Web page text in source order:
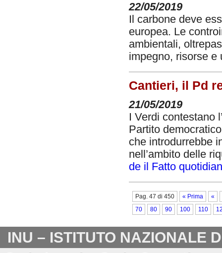
22/05/2019
Il carbone deve
europea. Le
ambientali,
impegno, risorse
Cantieri, il Pd
21/05/2019
I Verdi contestano
Partito
che introdurrebbe
nell’ambito delle
de il Fatto
Pag. 47 di 450 « Prima
«
70
80 90 100 110
INU – ISTITUTO NAZIONALE